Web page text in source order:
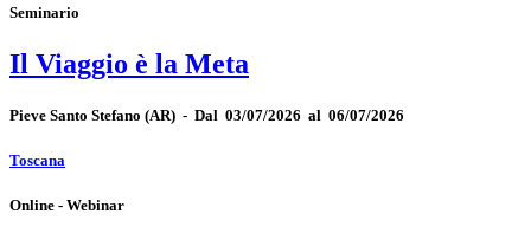
Seminario
Il Viaggio è la Meta
Pieve Santo Stefano (AR) - Dal 03/07/2026 al 06/07/2026
Toscana
Online - Webinar